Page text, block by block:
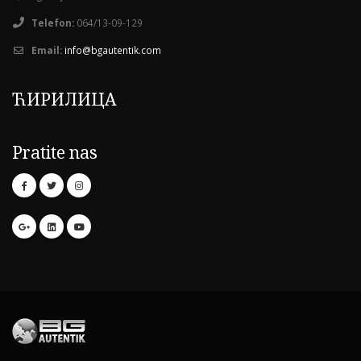
Telefon: 064/13-09-129
Email: info@bgautentik.com
ЋИРИЛИЦА
Pratite nas